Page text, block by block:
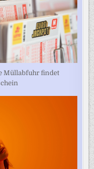
Müllabfuhr findet